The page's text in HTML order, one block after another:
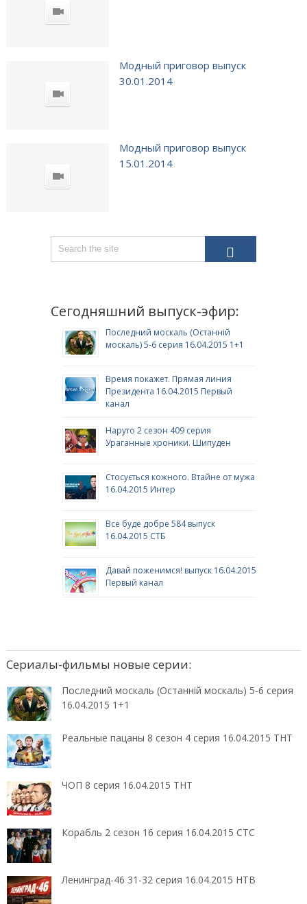
Модный приговор выпуск
30.01.2014
Модный приговор выпуск
15.01.2014
Сегодняшний выпуск-эфир:
Последний москаль (Останній
москаль) 5-6 серия 16.04.2015 1+1
Время покажет. Прямая линия
Президента 16.04.2015 Первый
канал
Наруто 2 сезон 409 серия
Ураганные хроники. Шипуден
Стосується кожного. Втайне от мужа
16.04.2015 Интер
Все буде добре 584 выпуск
16.04.2015 СТБ
Давай поженимся! выпуск 16.04.2015
Первый канал
Сериалы-фильмы новые серии:
Последний москаль (Останній москаль) 5-6 серия
16.04.2015 1+1
Реальные пацаны 8 сезон 4 серия 16.04.2015 ТНТ
ЧОП 8 серия 16.04.2015 ТНТ
Корабль 2 сезон 16 серия 16.04.2015 СТС
Ленинград-46 31-32 серия 16.04.2015 НТВ